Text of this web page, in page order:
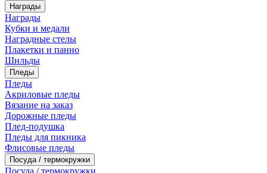
Награды
Награды
Кубки и медали
Наградные стелы
Плакетки и панно
Шильды
Пледы
Пледы
Акриловые пледы
Вязание на заказ
Дорожные пледы
Плед-подушка
Пледы для пикника
Флисовые пледы
Посуда / термокружки
Посуда / термокружки